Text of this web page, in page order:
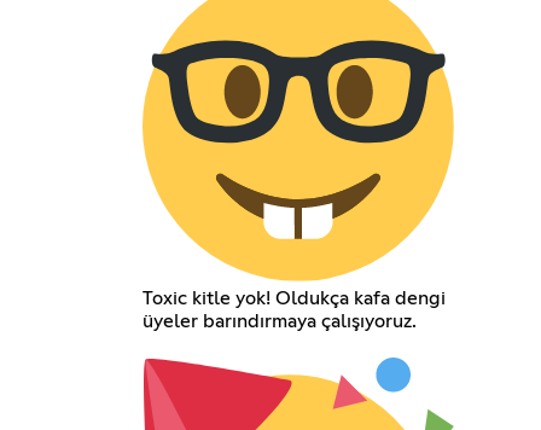
Toxic kitle yok! Oldukça kafa dengi
üyeler barındırmaya çalışıyoruz.